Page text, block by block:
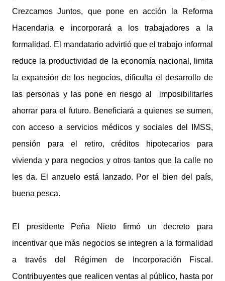
Crezcamos Juntos, que pone en acción la Reforma
Hacendaria e incorporará a los trabajadores a la
formalidad. El mandatario advirtió que el trabajo informal
reduce la productividad de la economía nacional, limita
la expansión de los negocios, dificulta el desarrollo de
las personas y las pone en riesgo al imposibilitarles
ahorrar para el futuro. Beneficiará a quienes se sumen,
con acceso a servicios médicos y sociales del IMSS,
pensión para el retiro, créditos hipotecarios para
vivienda y para negocios y otros tantos que la calle no
les da. El anzuelo está lanzado. Por el bien del país,
buena pesca.
El presidente Peña Nieto firmó un decreto para
incentivar que más negocios se integren a la formalidad
a través del Régimen de Incorporación Fiscal.
Contribuyentes que realicen ventas al público, hasta por